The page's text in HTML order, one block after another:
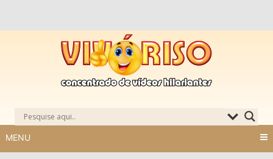
MENU